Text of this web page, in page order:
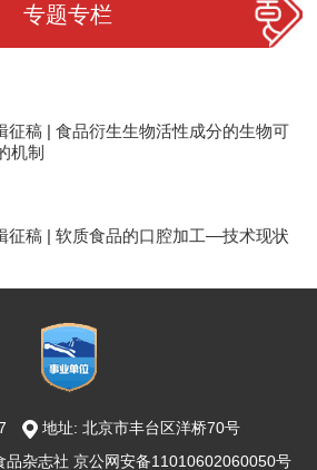
专题专栏
征稿 | 食品衍生生物活性成分的生物可
机制
征稿 | 软质食品的口腔加工—技术现状
地址: 北京市丰台区洋桥70号
品杂志社 京公网安备11010602060050号